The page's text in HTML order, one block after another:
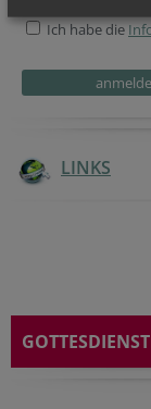
Ich habe die
LINKS